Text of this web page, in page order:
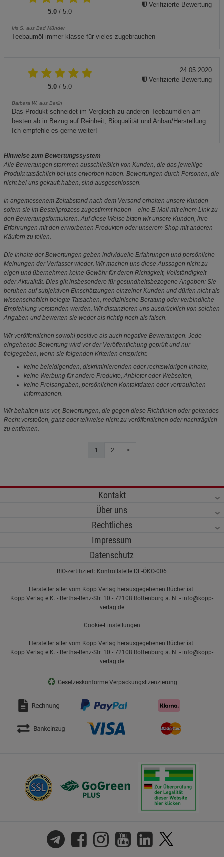
5.0 / 5.0
Iris S. aus Bad Münder
Teebaumöl immer klasse für vieles zugebrauchen
Verifizierte Bewertung
5.0 / 5.0
Barbara W. aus Berlin
Das Produkt schneidet im Vergleich zu anderen Teebaumölen am
besten ab in Bezug auf Reinheit, Bioqualität und Anbau/Herstellung.
Ich empfehle es gerne weiter!
24.05.2020
Verifizierte Bewertung
Hinweise zum Bewertungssystem
Alle Bewertungen stammen ausschließlich von Kunden, die das jeweilige
Produkt tatsächlich bei uns erworben haben. Bewertungen durch Personen, die
nicht bei uns gekauft haben, sind ausgeschlossen.
In angemessenem Zeitabstand nach dem Versand erhalten unsere Kunden –
sofern sie im Bestellprozess zugestimmt haben – eine E-Mail mit einem Link zu
den Bewertungsformularen. Auf diese Weise bitten wir unsere Kunden, ihre
Erfahrungen mit den erworbenen Produkten oder unserem Shop mit anderen
Käufern zu teilen.
Die Inhalte der Bewertungen geben individuelle Erfahrungen und persönliche
Meinungen der Verfasser wieder. Wir machen uns diese Aussagen nicht zu
eigen und übernehmen keine Gewähr für deren Richtigkeit, Vollständigkeit
oder Aktualität. Dies gilt insbesondere für gesundheitsbezogene Angaben: Sie
beruhen auf subjektiven Einschätzungen einzelner Kunden und dürfen nicht als
wissenschaftlich belegte Tatsachen, medizinische Beratung oder verbindliche
Empfehlung verstanden werden. Wir distanzieren uns ausdrücklich von solchen
Angaben und bewerten sie weder als richtig noch als falsch.
Wir veröffentlichen sowohl positive als auch negative Bewertungen. Jede
eingehende Bewertung wird vor der Veröffentlichung geprüft und nur
freigegeben, wenn sie folgenden Kriterien entspricht:
keine beleidigenden, diskriminierenden oder rechtswidrigen Inhalte,
keine Werbung für andere Produkte, Anbieter oder Webseiten,
keine Preisangaben, persönlichen Kontaktdaten oder vertraulichen
Informationen.
Wir behalten uns vor, Bewertungen, die gegen diese Richtlinien oder geltendes
Recht verstoßen, ganz oder teilweise nicht zu veröffentlichen oder nachträglich
zu entfernen.
1 2 >
Kontakt
Über uns
Rechtliches
Impressum
Datenschutz
BIO-zertifiziert: Kontrollstelle DE-ÖKO-006
Hersteller aller vom Kopp Verlag herausgegebenen Bücher ist:
Kopp Verlag e.K. - Bertha-Benz-Str. 10 - 72108 Rottenburg a. N. - info@kopp-
verlag.de
Cookie-Einstellungen
Hersteller aller vom Kopp Verlag herausgegebenen Bücher ist:
Kopp Verlag e.K. - Bertha-Benz-Str. 10 - 72108 Rottenburg a. N. - info@kopp-
verlag.de
♻ Gesetzeskonforme Verpackungslizenzierung